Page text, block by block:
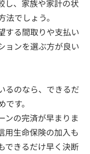
し、家族や家計の状
でしょう。
する間取りや支払い
ョンを選ぶ方が良い
るのなら、できるだ
す。
ンの完済が早まりま
用生命保険の加入も
できるだけ早く決断